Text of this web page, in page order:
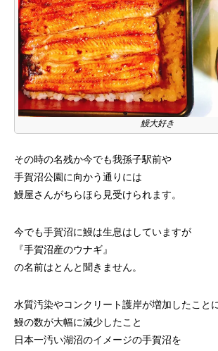
鰻大好き
その時の名残か今でも我孫子駅前や
手賀沼公園に向かう通りには
鰻屋さんがちらほら見受けられます。
今でも手賀沼に鰻は生息はしていますが
『手賀沼産のウナギ』
の名前はとんと聞きません。
水質汚染やコンクリート護岸が増加したこと
鰻の数が大幅に減少したこと
日本一汚い湖沼のイメージの手賀沼を